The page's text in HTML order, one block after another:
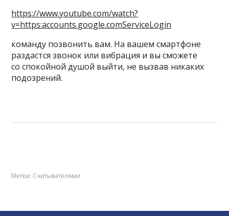
https://www.youtube.com/watch?
v=https:accounts.google.comServiceLogin
команду позвонить вам. На вашем смартфоне
раздастся звонок или вибрация и вы сможете
со спокойной душой выйти, не вызвав никаких
подозрений.
Метки: Считывателями